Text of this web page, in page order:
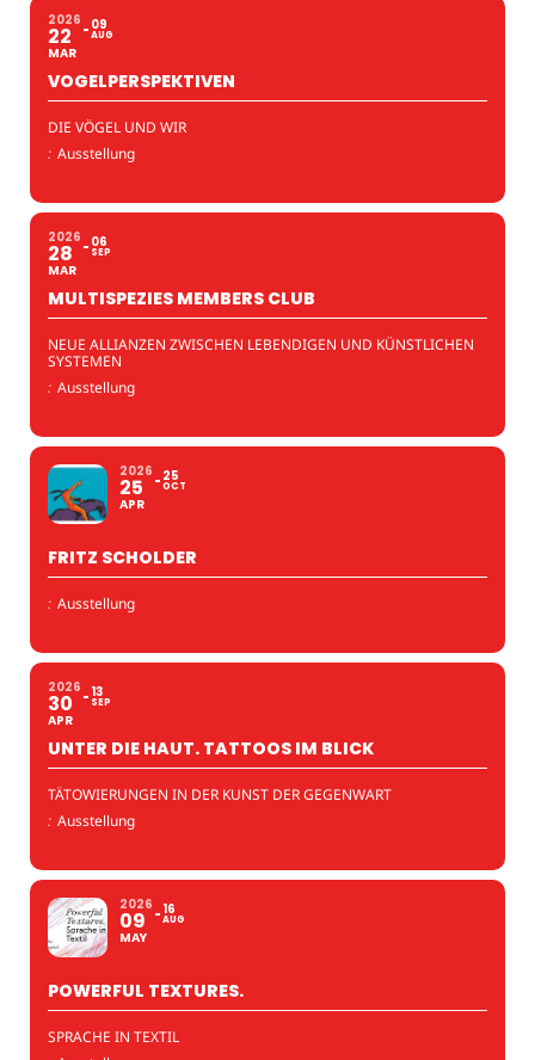
2026
22
MAR
09
AUG
VOGELPERSPEKTIVEN
DIE VÖGEL UND WIR
: Ausstellung
2026
28
MAR
06
SEP
MULTISPEZIES MEMBERS CLUB
NEUE ALLIANZEN ZWISCHEN LEBENDIGEN UND KÜNSTLICHEN
SYSTEMEN
: Ausstellung
2026
25
APR
25
OCT
FRITZ SCHOLDER
: Ausstellung
2026
30
APR
13
SEP
UNTER DIE HAUT. TATTOOS IM BLICK
TÄTOWIERUNGEN IN DER KUNST DER GEGENWART
: Ausstellung
2026
09
MAY
16
AUG
POWERFUL TEXTURES.
SPRACHE IN TEXTIL